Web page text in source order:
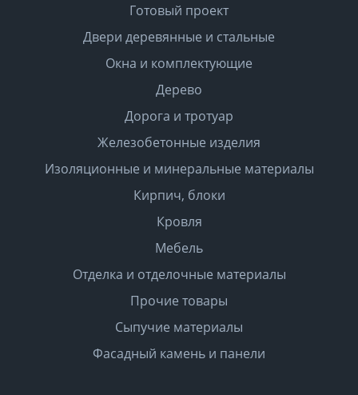
Готовый проект
Двери деревянные и стальные
Окна и комплектующие
Дерево
Дорога и тротуар
Железобетонные изделия
Изоляционные и минеральные материалы
Кирпич, блоки
Кровля
Мебель
Отделка и отделочные материалы
Прочие товары
Сыпучие материалы
Фасадный камень и панели